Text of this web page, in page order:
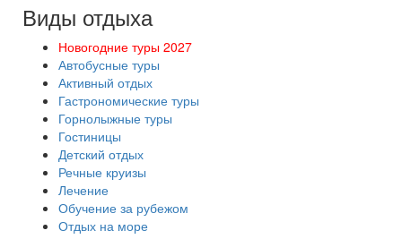
Виды отдыха
Новогодние туры 2027
Автобусные туры
Активный отдых
Гастрономические туры
Горнолыжные туры
Гостиницы
Детский отдых
Речные круизы
Лечение
Обучение за рубежом
Отдых на море